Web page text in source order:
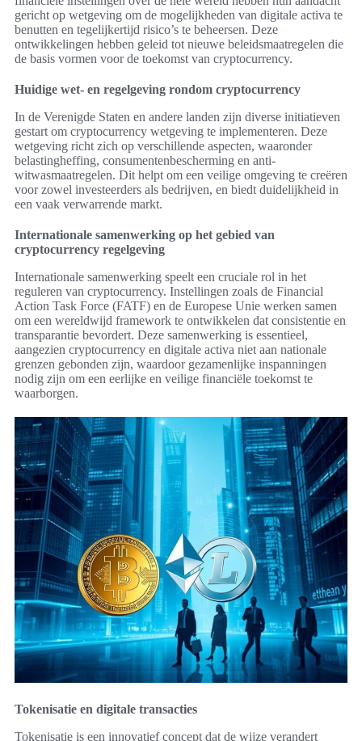
gericht op wetgeving om de mogelijkheden van digitale activa te
benutten en tegelijkertijd risico’s te beheersen. Deze
ontwikkelingen hebben geleid tot nieuwe beleidsmaatregelen die
de basis vormen voor de toekomst van cryptocurrency.
Huidige wet- en regelgeving rondom cryptocurrency
In de Verenigde Staten en andere landen zijn diverse initiatieven
gestart om cryptocurrency wetgeving te implementeren. Deze
wetgeving richt zich op verschillende aspecten, waaronder
belastingheffing, consumentenbescherming en anti-
witwasmaatregelen. Dit helpt om een veilige omgeving te creëren
voor zowel investeerders als bedrijven, en biedt duidelijkheid in
een vaak verwarrende markt.
Internationale samenwerking op het gebied van
cryptocurrency regelgeving
Internationale samenwerking speelt een cruciale rol in het
reguleren van cryptocurrency. Instellingen zoals de Financial
Action Task Force (FATF) en de Europese Unie werken samen
om een wereldwijd framework te ontwikkelen dat consistentie en
transparantie bevordert. Deze samenwerking is essentieel,
aangezien cryptocurrency en digitale activa niet aan nationale
grenzen gebonden zijn, waardoor gezamenlijke inspanningen
nodig zijn om een eerlijke en veilige financiële toekomst te
waarborgen.
Tokenisatie en digitale transacties
Tokenisatie is een innovatief concept dat de wijze verandert